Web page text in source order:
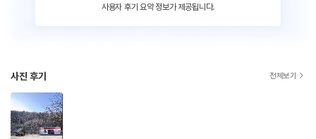
사용자 후기 요약 정보가 제공됩니다.
사진 후기 전체보기